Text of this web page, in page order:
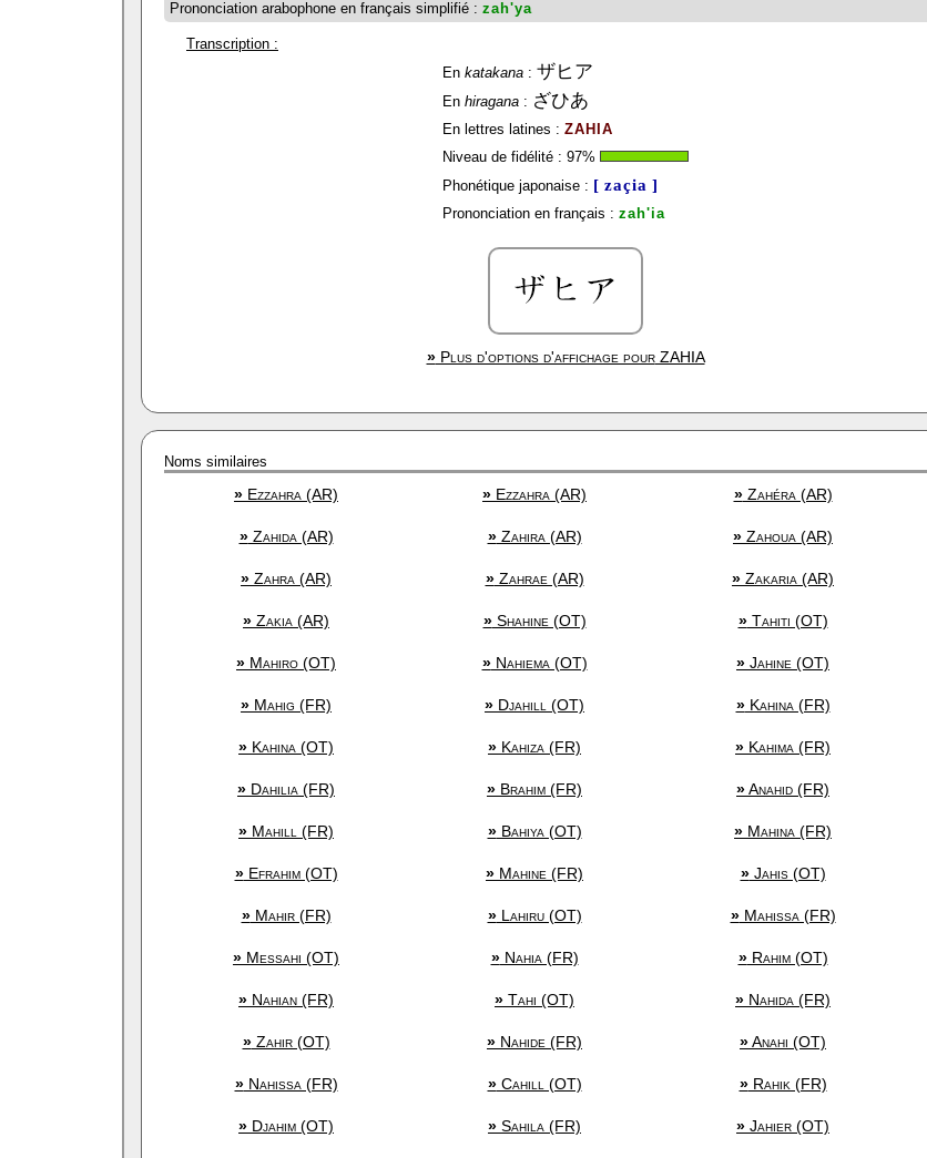
Prononciation arabophone en français simplifié : zah'ya
Transcription :
En katakana : ザヒア
En hiragana : ざひあ
En lettres latines : ZAHIA
Niveau de fidélité : 97%
Phonétique japonaise : [ zaçia ]
Prononciation en français : zah'ia
»Plus d'options d'affichage pourZAHIA
Noms similaires
» Ezzahra (AR) » Ezzahra (AR) »Zahéra (AR)
»Zahida (AR) »Zahira (AR) » Zahoua (AR)
» Zahra (AR) »Zahrae (AR) » Zakaria (AR)
» Zakia (AR) »Shahine (OT) »Tahiti (OT)
» Mahiro (OT) »Nahiema (OT) » Jahine (OT)
» Mahig (FR) » Djahill (OT) »Kahina (FR)
» Kahina (OT) » Kahiza (FR) » Kahima (FR)
» Dahilia (FR) » Brahim (FR) »Anahid (FR)
» Mahill (FR) »Bahiya (OT) » Mahina (FR)
»Efrahim (OT) » Mahine (FR) »Jahis (OT)
»Mahir (FR) »Lahiru (OT) »Mahissa (FR)
» Messahi (OT) »Nahia (FR) »Rahim (OT)
» Nahian (FR) » Tahi (OT) » Nahida (FR)
»Zahir (OT) » Nahide (FR) »Anahi (OT)
»Nahissa (FR) »Cahill (OT) »Rahik (FR)
» Djahim (OT) » Sahila (FR) » Jahier (OT)